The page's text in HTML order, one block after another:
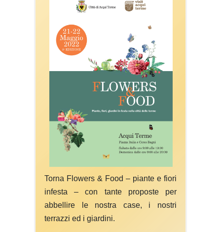
Torna Flowers & Food – piante e fiori
infesta – con tante proposte per
abbellire le nostra case, i nostri
terrazzi ed i giardini.